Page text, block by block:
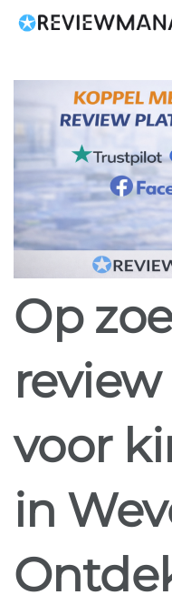
Op zoek naar
voor
in